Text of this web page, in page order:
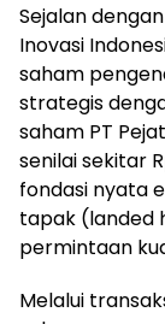
Sejalan
Inovasi
saham
strategis
saham PT
senilai sekitar
fondasi nyata
tapak (landed
permintaan
Melalui